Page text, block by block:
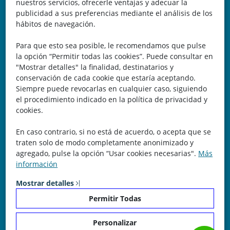
nuestros servicios, ofrecerle ventajas y adecuar la
publicidad a sus preferencias mediante el análisis de los
hábitos de navegación.
Para que esto sea posible, le recomendamos que pulse
la opción “Permitir todas las cookies”. Puede consultar en
"Mostrar detalles" la finalidad, destinatarios y
conservación de cada cookie que estaría aceptando.
Siempre puede revocarlas en cualquier caso, siguiendo
el procedimiento indicado en la política de privacidad y
cookies.
En caso contrario, si no está de acuerdo, o acepta que se
traten solo de modo completamente anonimizado y
agregado, pulse la opción “Usar cookies necesarias". Más
información
Mostrar detalles
Permitir Todas
Personalizar
Belicena, Granada
España
Teléfono: 646 672 931
Email: bomberocallejero@gmail.com
Trayectoria
Nuestra Experiencia nos avala. Llevamos más de 25 años
dedicados a la cartografía vectorial y digital. (Pc-Díez)
Garantía de tu éxito con la prueba del callejero o territorio.
¡Rechaza Imitaciones!, equipo humano y soporte real detrás
de la plataforma.